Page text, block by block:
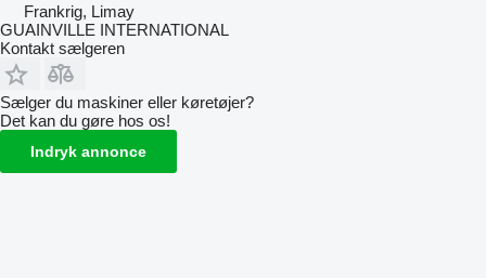
Frankrig, Limay
GUAINVILLE INTERNATIONAL
Kontakt sælgeren
Sælger du maskiner eller køretøjer?
Det kan du gøre hos os!
Indryk annonce